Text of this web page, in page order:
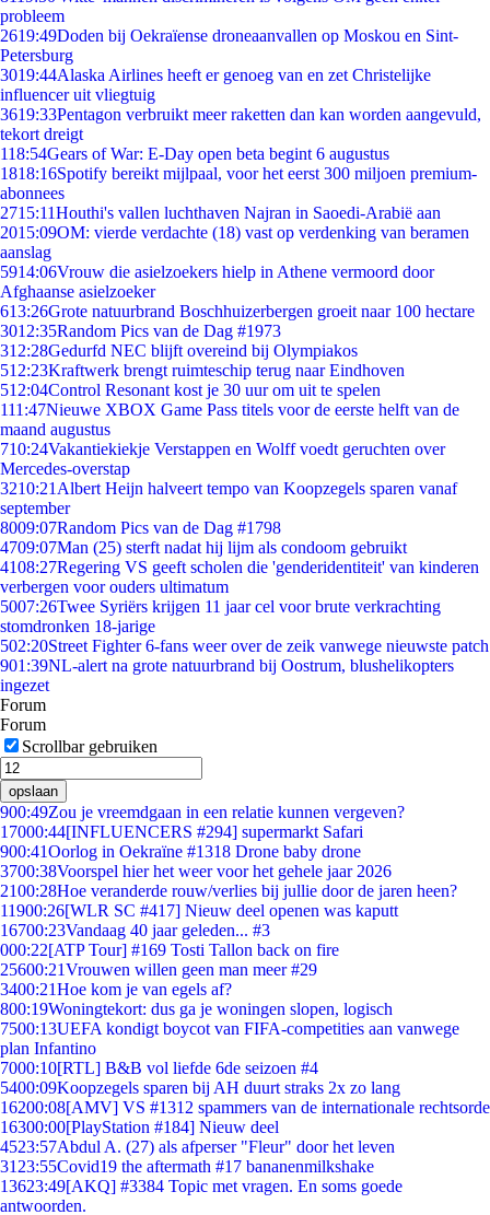
probleem
2619:49Doden bij Oekraïense droneaanvallen op Moskou en Sint-
Petersburg
3019:44Alaska Airlines heeft er genoeg van en zet Christelijke
influencer uit vliegtuig
3619:33Pentagon verbruikt meer raketten dan kan worden aangevuld,
tekort dreigt
118:54Gears of War: E-Day open beta begint 6 augustus
1818:16Spotify bereikt mijlpaal, voor het eerst 300 miljoen premium-
abonnees
2715:11Houthi's vallen luchthaven Najran in Saoedi-Arabië aan
2015:09OM: vierde verdachte (18) vast op verdenking van beramen
aanslag
5914:06Vrouw die asielzoekers hielp in Athene vermoord door
Afghaanse asielzoeker
613:26Grote natuurbrand Boschhuizerbergen groeit naar 100 hectare
3012:35Random Pics van de Dag #1973
312:28Gedurfd NEC blijft overeind bij Olympiakos
512:23Kraftwerk brengt ruimteschip terug naar Eindhoven
512:04Control Resonant kost je 30 uur om uit te spelen
111:47Nieuwe XBOX Game Pass titels voor de eerste helft van de
maand augustus
710:24Vakantiekiekje Verstappen en Wolff voedt geruchten over
Mercedes-overstap
3210:21 Albert Heijn halveert tempo van Koopzegels sparen vanaf
september
8009:07Random Pics van de Dag #1798
4709:07Man (25) sterft nadat hij lijm als condoom gebruikt
4108:27Regering VS geeft scholen die 'genderidentiteit' van kinderen
verbergen voor ouders ultimatum
5007:26Twee Syriërs krijgen 11 jaar cel voor brute verkrachting
stomdronken 18-jarige
502:20Street Fighter 6-fans weer over de zeik vanwege nieuwste patch
901:39NL-alert na grote natuurbrand bij Oostrum, blushelikopters
ingezet
Forum
Forum
Scrollbar gebruiken
opslaan
900:49Zou je vreemdgaan in een relatie kunnen vergeven?
17000:44[INFLUENCERS #294] supermarkt Safari
900:41Oorlog in Oekraïne #1318 Drone baby drone
3700:38Voorspel hier het weer voor het gehele jaar 2026
2100:28Hoe veranderde rouw/verlies bij jullie door de jaren heen?
11900:26[WLR SC #417] Nieuw deel openen was kaputt
16700:23Vandaag 40 jaar geleden... #3
000:22[ATP Tour] #169 Tosti Tallon back on fire
25600:21Vrouwen willen geen man meer #29
3400:21Hoe kom je van egels af?
800:19Woningtekort: dus ga je woningen slopen, logisch
7500:13UEFA kondigt boycot van FIFA-competities aan vanwege
plan Infantino
7000:10[RTL] B&B vol liefde 6de seizoen #4
5400:09Koopzegels sparen bij AH duurt straks 2x zo lang
16200:08[AMV] VS #1312 spammers van de internationale rechtsorde
16300:00[PlayStation #184] Nieuw deel
4523:57Abdul A. (27) als afperser "Fleur" door het leven
31 23:55Covid19 the aftermath #17 bananenmilkshake
13623:49[AKQ] #3384 Topic met vragen. En soms goede
antwoorden.